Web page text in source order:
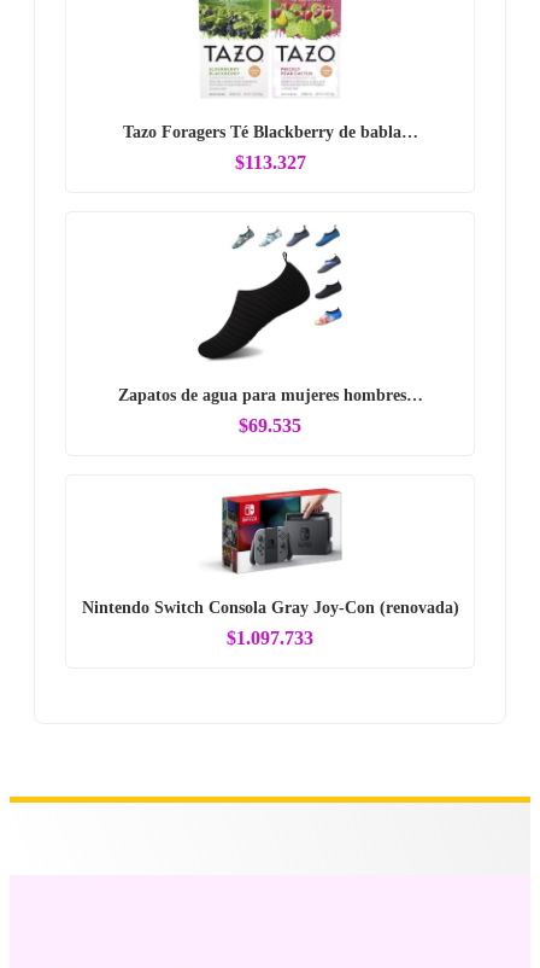
Tazo Foragers Té Blackberry de babla…
$113.327
Zapatos de agua para mujeres hombres…
$69.535
Nintendo Switch Consola Gray Joy-Con (renovada)
$1.097.733